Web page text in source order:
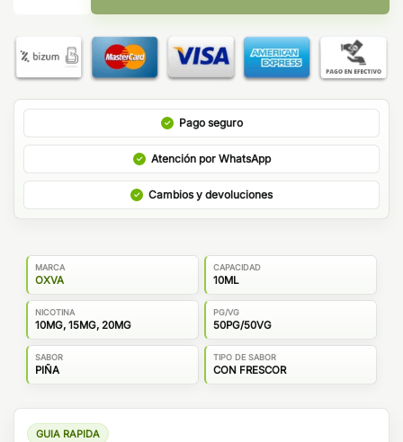
Pago seguro
Atención por WhatsApp
Cambios y devoluciones
MARCA
OXVA
CAPACIDAD
10ML
NICOTINA
10MG, 15MG, 20MG
PG/VG
50PG/50VG
SABOR
PIÑA
TIPO DE SABOR
CON FRESCOR
GUIA RAPIDA